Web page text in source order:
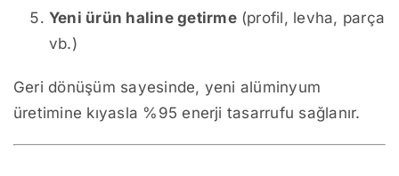
Yeni ürün haline getirme(profil, levha, parça
vb.)
Geri dönüşüm sayesinde, yeni alüminyum
üretimine kıyasla %95 enerji tasarrufu sağlanır.